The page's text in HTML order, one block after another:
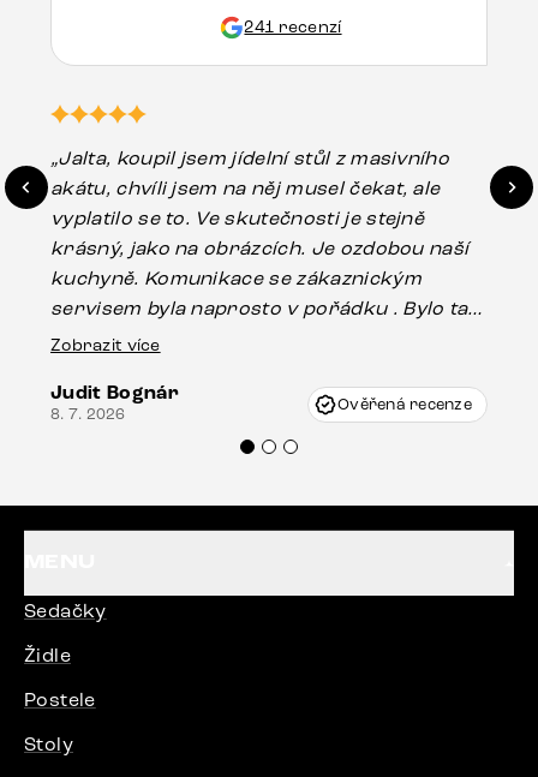
241 recenzí
„Jalta, koupil jsem jídelní stůl z masivního
akátu, chvíli jsem na něj musel čekat, ale
vyplatilo se to. Ve skutečnosti je stejně
krásný, jako na obrázcích. Je ozdobou naší
kuchyně. Komunikace se zákaznickým
servisem byla naprosto v pořádku . Bylo tam
drobné poškození u nohy stolu, které mohlo
Vincze mi velmi korektně vyšli vstříc.
Doporučuji produkty Delife všem.“
Zobrazit více
Judit Bognár
8. 7. 2026 Ověřená recenze
Sedačky
Židle
Postele
Stoly